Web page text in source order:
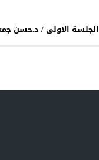
الجلسة الاولى / د.حسن